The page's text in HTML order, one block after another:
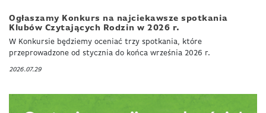
Ogłaszamy Konkurs na najciekawsze spotkania
Klubów Czytających Rodzin w 2026 r.
W Konkursie będziemy oceniać trzy spotkania, które
przeprowadzone od stycznia do końca września 2026 r.
2026.07.29